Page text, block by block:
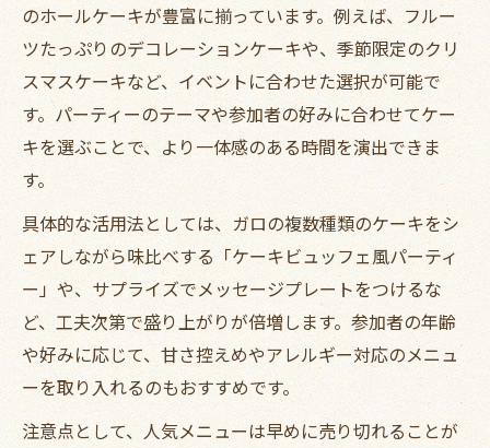
のホールケーキが豊富に揃っています。例えば、フルー
ツたっぷりのデコレーションケーキや、季節限定のクリ
スマスケーキなど、イベントに合わせた選択が可能で
す。パーティーのテーマや参加者の好みに合わせてケー
キを選ぶことで、より一体感のある時間を演出できま
す。
具体的な活用法としては、ガロの複数種類のケーキをシ
ェアしながら味比べする「ケーキビュッフェ風パーティ
ー」や、サプライズでメッセージプレートをつけるな
ど、工夫次第で盛り上がりが倍増します。参加者の年齢
や好みに応じて、甘さ控えめやアレルギー対応のメニュ
ーを取り入れるのもおすすめです。
注意点として、人気メニューは早めに売り切れることが